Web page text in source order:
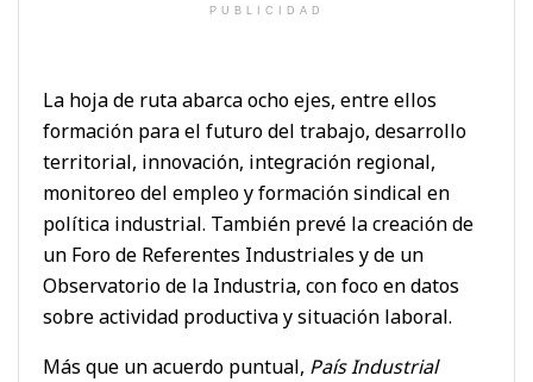
PUBLICIDAD
La hoja de ruta abarca ocho ejes, entre ellos
formación para el futuro del trabajo, desarrollo
territorial, innovación, integración regional,
monitoreo del empleo y formación sindical en
política industrial. También prevé la creación de
un Foro de Referentes Industriales y de un
Observatorio de la Industria, con foco en datos
sobre actividad productiva y situación laboral.
Más que un acuerdo puntual, País Industrial